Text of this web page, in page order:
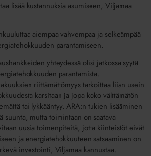
lisää kustannuksia asumiseen, Viljamaa
aiempaa vahvempaa ja selkeämpää
parantamiseen.
yhteydessä olisi jatkossa syytä
parantamista.
riittämättömyys tarkoittaa liian usein
karsitaan ja jopa koko välttämätön
tai lykkääntyy. ARA:n tukien lisääminen
suunta, mutta toimintaan on saatava
uusia toimenpiteitä, jotta kiinteistöt eivät
ja energiatehokkuuteen satsaaminen on
investointi, Viljamaa kannustaa.